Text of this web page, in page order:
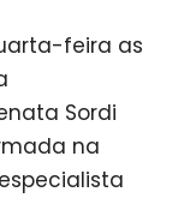
feira as
Sordi
na